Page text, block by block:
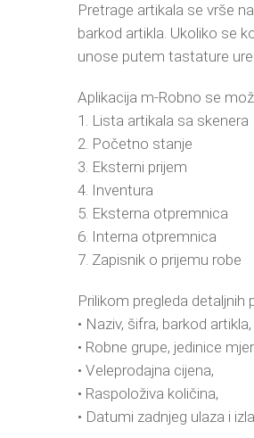
Pretrage artikala se vrše
barkod artikla. Ukoliko se
unose putem tastature
Aplikacija m-Robno se
1. Lista artikala sa skenera
2. Početno stanje
3. Eksterni prijem
4. Inventura
5. Eksterna otpremnica
6. Interna otpremnica
7. Zapisnik o prijemu robe
Prilikom pregleda
• Naziv, šifra, barkod artikla,
• Robne grupe, jedinice
• Veleprodajna cijena,
• Raspoloživa količina,
• Datumi zadnjeg ulaza i